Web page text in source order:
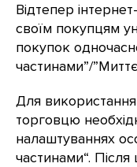
Відтепер
своїм покупцям
покупок
частинами”/
Для
торговцю
налаштуваннях
частинами“.